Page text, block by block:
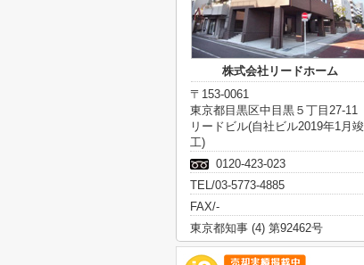
株式会社リードホーム
〒153-0061
東京都目黒区中目黒５丁目27-11
リードビル(自社ビル2019年1月竣
工)
0120-423-023
TEL/03-5773-4885
FAX/-
東京都知事 (4) 第92462号